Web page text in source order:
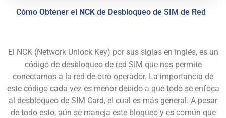
Cómo Obtener el NCK de Desbloqueo de SIM de Red
El NCK (Network Unlock Key) por sus siglas en inglés, es un
código de desbloqueo de red SIM que nos permite
conectarnos a la red de otro operador. La importancia de
este código cada vez es menor debido a que todo se enfoca
al desbloqueo de SIM Card, el cual es más general. A pesar
de todo esto, aún se maneja este bloqueo y es común que